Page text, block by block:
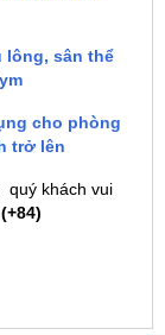
lông, sân thể
cho phòng
trở lên
quý khách vui
(+84)